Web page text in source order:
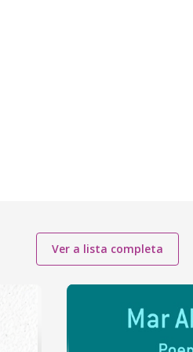
Ver a lista completa